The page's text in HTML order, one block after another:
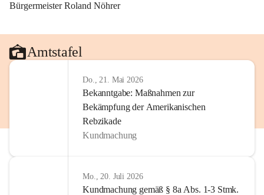
Bürgermeister Roland Nöhrer
Amtstafel
Do., 21. Mai 2026
Bekanntgabe: Maßnahmen zur
Bekämpfung der Amerikanischen
Rebzikade
Kundmachung
Mo., 20. Juli 2026
Kundmachung gemäß § 8a Abs. 1-3 Stmk.